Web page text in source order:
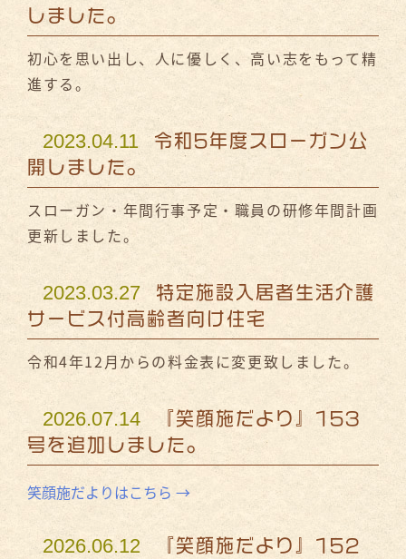
しました。
初心を思い出し、人に優しく、高い志をもって精
進する。
2023.04.11
令和5年度スローガン公
開しました。
スローガン・年間行事予定・職員の研修年間計画
更新しました。
2023.03.27
特定施設入居者生活介護
サービス付高齢者向け住宅
令和4年12月からの料金表に変更致しました。
2026.07.14
『笑顔施だより』153
号を追加しました。
笑顔施だよりはこちら →
2026.06.12
『笑顔施だより』152